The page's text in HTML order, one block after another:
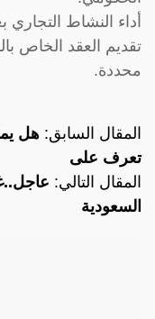
أداء النشاط
تقديم العقد الخاص
محددة.
المقال السابق: هل
تعرف على
المقال التالي:
السعودية